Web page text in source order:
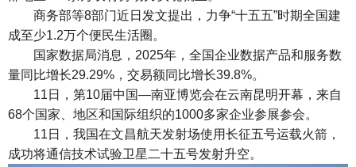
商务部等8部门近日发文提出，力争“十五五”时期全国建
成至少1.2万个便民生活圈。
国家数据局消息，2025年，全国企业数据产品和服务数
量同比增长29.29%，交易额同比增长39.8%。
11日，第10届中国—南亚博览会在云南昆明开幕，来自
68个国家、地区和国际组织的1000多家企业参展参会。
11日，我国在文昌航天发射场使用长征五号运载火箭，
成功将通信技术试验卫星二十五号发射升空。